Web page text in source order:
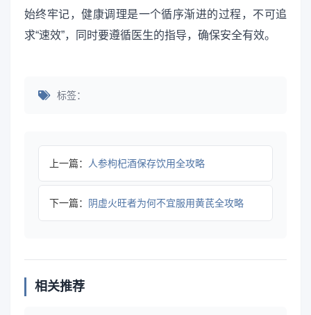
始终牢记，健康调理是一个循序渐进的过程，不可追
求“速效”，同时要遵循医生的指导，确保安全有效。
标签：
上一篇： 人参枸杞酒保存饮用全攻略
下一篇： 阴虚火旺者为何不宜服用黄芪全攻略
相关推荐